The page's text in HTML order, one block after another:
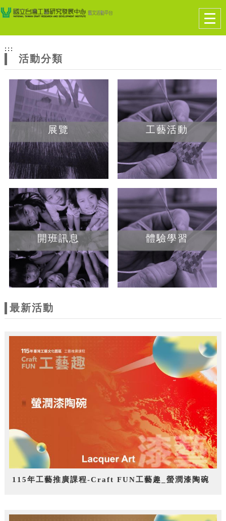
網
站
主
題
跳到主要內容
網站導覽
:::
活動分類
展覽 工藝活動
開班訊息 體驗學習
最新活動
115年工藝推廣課程-Craft FUN工藝趣_螢潤漆陶碗